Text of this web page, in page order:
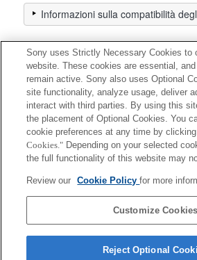
Informazioni sulla compatibilità
Cavo
VMC-MM1
VMC-MM2
Sony uses Strictly Necessary Cookies to
website. These cookies are essential,
remain active. Sony also uses Optional
site functionality, analyze usage, deliver
interact with third parties. By using this
the placement of Optional Cookies. You
cookie preferences at any time by clicking
Cookies." Depending on your selected
the full functionality of this website may
Review our Cookie Policyfor more
Customize Cookies
Reject Optional